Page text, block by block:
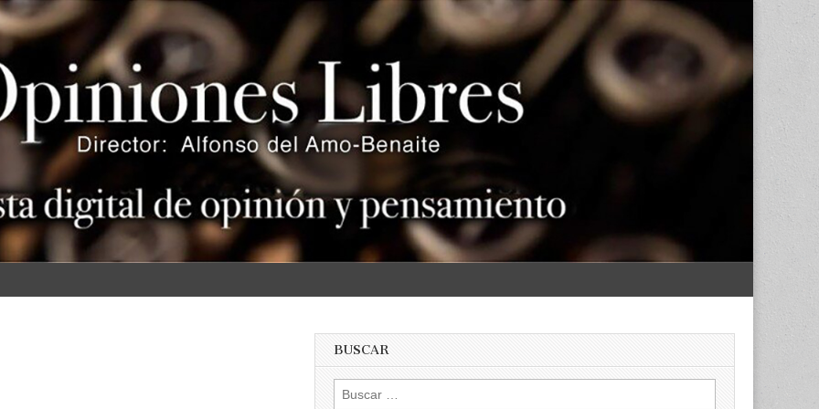
BUSCAR
Buscar: